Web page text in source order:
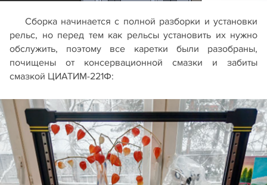
Сборка начинается с полной разборки и установки
рельс, но перед тем как рельсы установить их нужно
обслужить, поэтому все каретки были разобраны,
почищены от консервационной смазки и забиты
смазкой ЦИАТИМ-221Ф: